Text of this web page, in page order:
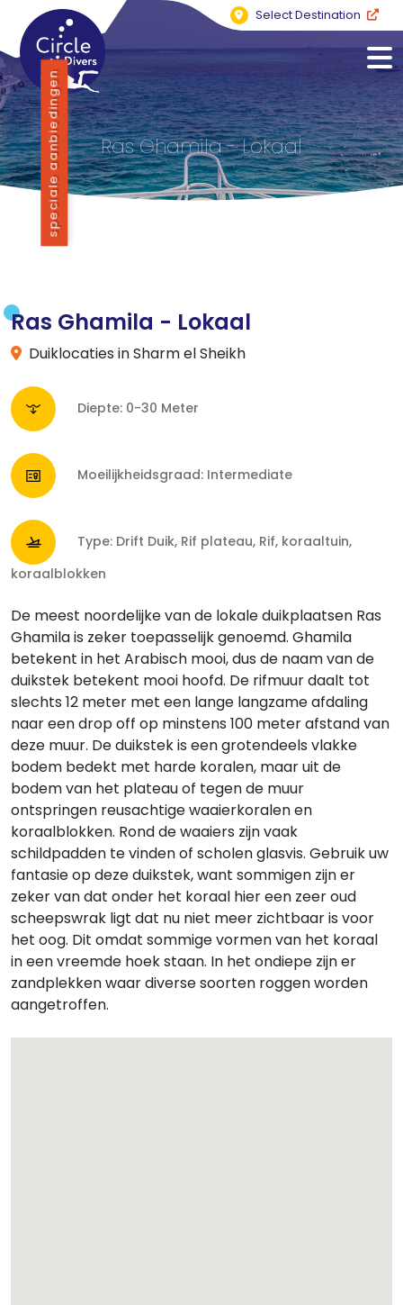
Select Destination
Ras Ghamila - Lokaal
Ras Ghamila - Lokaal
Duiklocaties in Sharm el Sheikh
Diepte: 0-30 Meter
Moeilijkheidsgraad: Intermediate
Type: Drift Duik, Rif plateau, Rif, koraaltuin,
koraalblokken
De meest noordelijke van de lokale duikplaatsen Ras
Ghamila is zeker toepasselijk genoemd. Ghamila
betekent in het Arabisch mooi, dus de naam van de
duikstek betekent mooi hoofd. De rifmuur daalt tot
slechts 12 meter met een lange langzame afdaling
naar een drop off op minstens 100 meter afstand van
deze muur. De duikstek is een grotendeels vlakke
bodem bedekt met harde koralen, maar uit de
bodem van het plateau of tegen de muur
ontspringen reusachtige waaierkoralen en
koraalblokken. Rond de waaiers zijn vaak
schildpadden te vinden of scholen glasvis. Gebruik uw
fantasie op deze duikstek, want sommigen zijn er
zeker van dat onder het koraal hier een zeer oud
scheepswrak ligt dat nu niet meer zichtbaar is voor
het oog. Dit omdat sommige vormen van het koraal
in een vreemde hoek staan. In het ondiepe zijn er
zandplekken waar diverse soorten roggen worden
aangetroffen.
speciale aanbiedingen